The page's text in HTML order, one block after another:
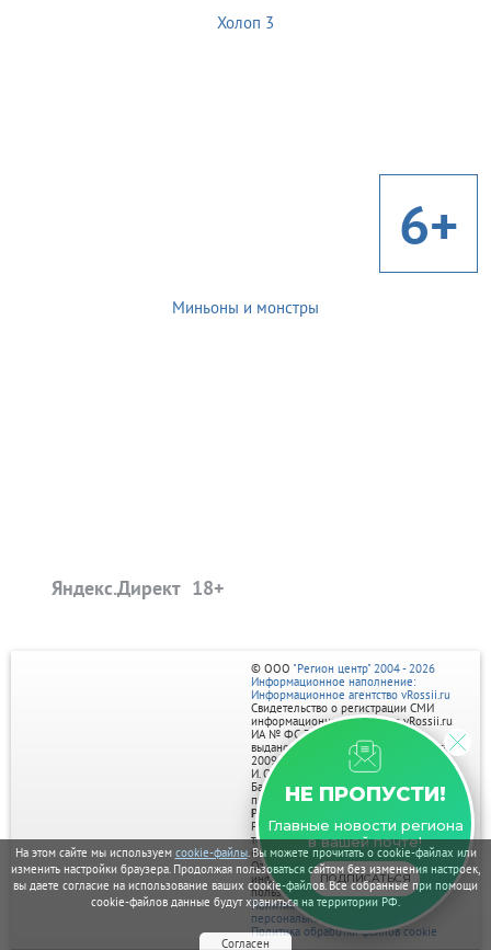
На этом сайте мы используем cookie-файлы. Вы можете прочитать о cookie-файлах или
изменить настройки браузера. Продолжая пользоваться сайтом без изменения настроек,
вы даете согласие на использование ваших cookie-файлов. Все собранные при помощи
cookie-файлов данные будут храниться на территории РФ.
Согласен
Холоп 3
6+
Миньоны и монстры
Яндекс.Директ
НЕ ПРОПУСТИ!
Главные новости региона
в вашей почте!
ПОДПИСАТЬСЯ
© ООО "Регион центр" 2004 - 2026
Информационное наполнение:
Информационное агентство vRossii.ru
Свидетельство о регистрации СМИ
информационного агентства vRossii.ru
ИА № ФС 77‑35502
выдано РОСКОМНАДЗОРом 04 марта
2009г.
И. О. Главного редактора Нарыков А. Н.
Баннеры на портале размещаются на
правах рекламы.
Реклама на портале:
Рекламное агентство "Умный маркетинг"
тел. 7-910-267-70-40,
email: umnyy.marketing@yandex.ru
Отдельные публикации могут содержать
информацию, не предназначенную для
пользователей до 18 лет.
Политика в отношении обработки
персональных данных
Политика обработки файлов cookie